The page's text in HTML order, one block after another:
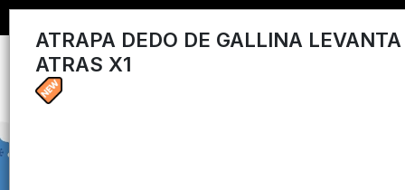
ATRAPA DEDO DE GALLINA
ATRAS X1